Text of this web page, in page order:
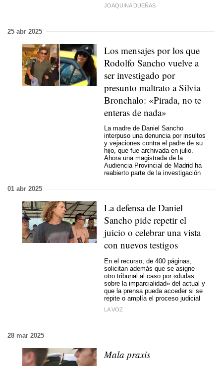
JOAQUINA DUEÑAS
25 abr 2025
Los mensajes por los que
Rodolfo Sancho vuelve a
ser investigado por
presunto maltrato a Silvia
Bronchalo: «Pirada, no te
enteras de nada»
La madre de Daniel Sancho
interpuso una denuncia por insultos
y vejaciones contra el padre de su
hijo, que fue archivada en julio.
Ahora una magistrada de la
Audiencia Provincial de Madrid ha
reabierto parte de la investigación
01 abr 2025
La defensa de Daniel
Sancho pide repetir el
juicio o celebrar una vista
con nuevos testigos
En el recurso, de 400 páginas,
solicitan además que se asigne
otro tribunal al caso por «dudas
sobre la imparcialidad» del actual y
que la prensa pueda acceder si se
repite o amplía el proceso judicial
LA VOZ
28 mar 2025
Mala praxis